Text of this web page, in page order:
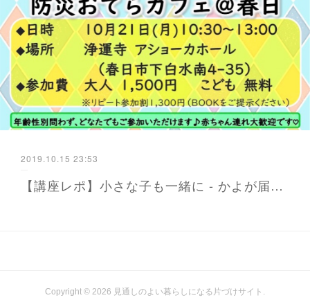
2019.10.15 23:53
【講座レポ】小さな子も一緒に - かよが届ける防災と暮らし 福岡から
Copyright © 2026 見通しのよい暮らしになる片づけサイト .